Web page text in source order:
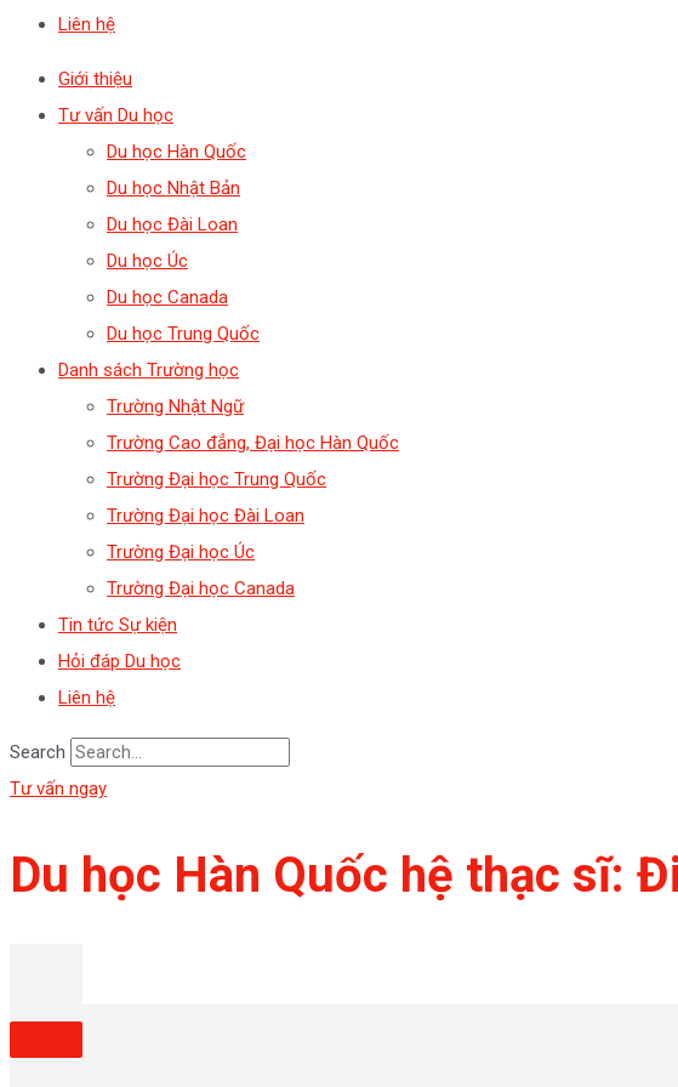
Liên hệ
Giới thiệu
Tư vấn Du học
Du học Hàn Quốc
Du học Nhật Bản
Du học Đài Loan
Du học Úc
Du học Canada
Du học Trung Quốc
Danh sách Trường học
Trường Nhật Ngữ
Trường Cao đẳng, Đại học Hàn Quốc
Trường Đại học Trung Quốc
Trường Đại học Đài Loan
Trường Đại học Úc
Trường Đại học Canada
Tin tức Sự kiện
Hỏi đáp Du học
Liên hệ
Search
Tư vấn ngay
Du học Hàn Quốc hệ thạc sĩ: